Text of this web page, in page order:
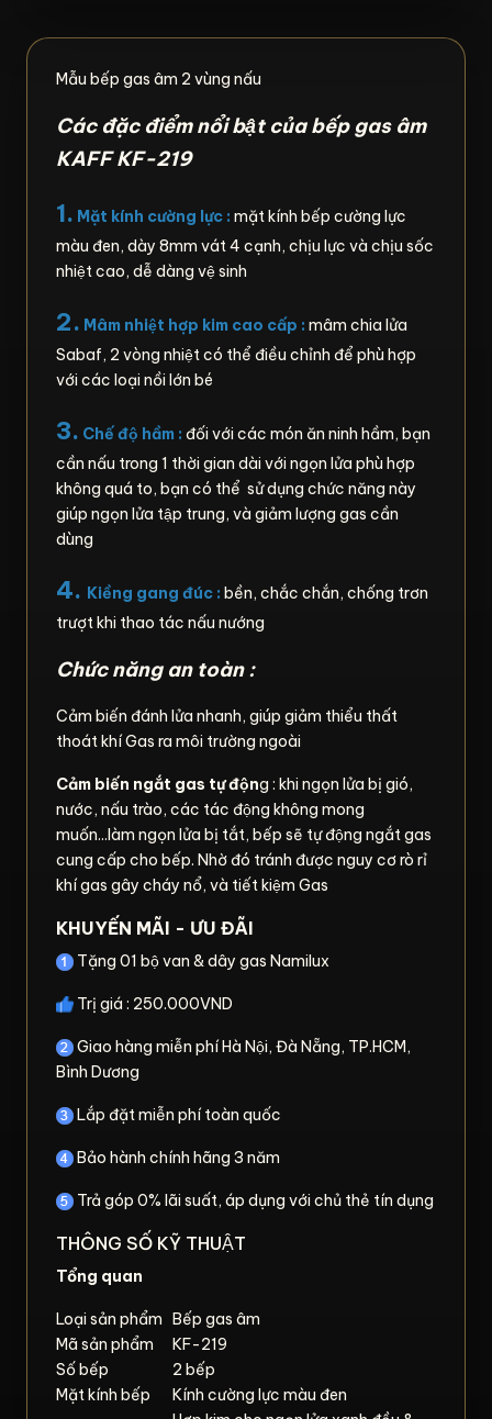
Mẫu bếp gas âm 2 vùng nấu
Các đặc điểm nổi bật của bếp gas âm
KAFF KF-219
1. Mặt kính cường lực : mặt kính bếp cường lực
màu đen, dày 8mm vát 4 cạnh, chịu lực và chịu sốc
nhiệt cao, dễ dàng vệ sinh
2. Mâm nhiệt hợp kim cao cấp : mâm chia lửa
Sabaf, 2 vòng nhiệt có thể điều chỉnh để phù hợp
với các loại nồi lớn bé
3. Chế độ hầm : đối với các món ăn ninh hầm, bạn
cần nấu trong 1 thời gian dài với ngọn lửa phù hợp
không quá to, bạn có thể sử dụng chức năng này
giúp ngọn lửa tập trung, và giảm lượng gas cần
dùng
4. Kiềng gang đúc : bền, chắc chắn, chống trơn
trượt khi thao tác nấu nướng
Chức năng an toàn :
Cảm biến đánh lửa nhanh, giúp giảm thiểu thất
thoát khí Gas ra môi trường ngoài
Cảm biến ngắt gas tự động : khi ngọn lửa bị gió,
nước, nấu trào, các tác động không mong
muốn...làm ngọn lửa bị tắt, bếp sẽ tự động ngắt gas
cung cấp cho bếp. Nhờ đó tránh được nguy cơ rò rỉ
khí gas gây cháy nổ, và tiết kiệm Gas
KHUYẾN MÃI - ƯU ĐÃI
Tặng 01 bộ van & dây gas Namilux
Trị giá : 250.000VND
Giao hàng miễn phí Hà Nội, Đà Nẵng, TP.HCM,
Bình Dương
Lắp đặt miễn phí toàn quốc
Bảo hành chính hãng 3 năm
Trả góp 0% lãi suất, áp dụng với chủ thẻ tín dụng
THÔNG SỐ KỸ THUẬT
Tổng quan
Loại sản phẩm Bếp gas âm
Mã sản phẩm
KF-219
Số bếp
2 bếp
Mặt kính bếp
Kính cường lực màu đen